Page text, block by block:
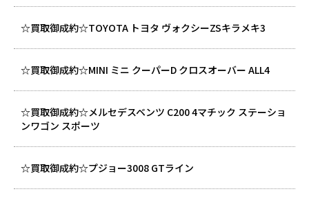
☆買取御成約☆TOYOTA トヨタ ヴォクシーZSキラメキ3
☆買取御成約☆MINI ミニ クーパーD クロスオーバー ALL4
☆買取御成約☆メルセデスベンツ C200 4マチック ステーショ
ンワゴン スポーツ
☆買取御成約☆プジョー3008 GTライン